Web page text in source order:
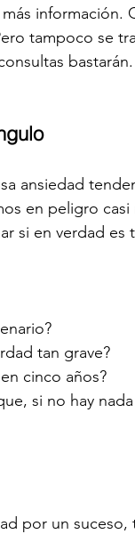
información.
tampoco se
bastarán.
ansiedad
en peligro
si en verdad es
tan grave?
cinco años?
si no hay
por un